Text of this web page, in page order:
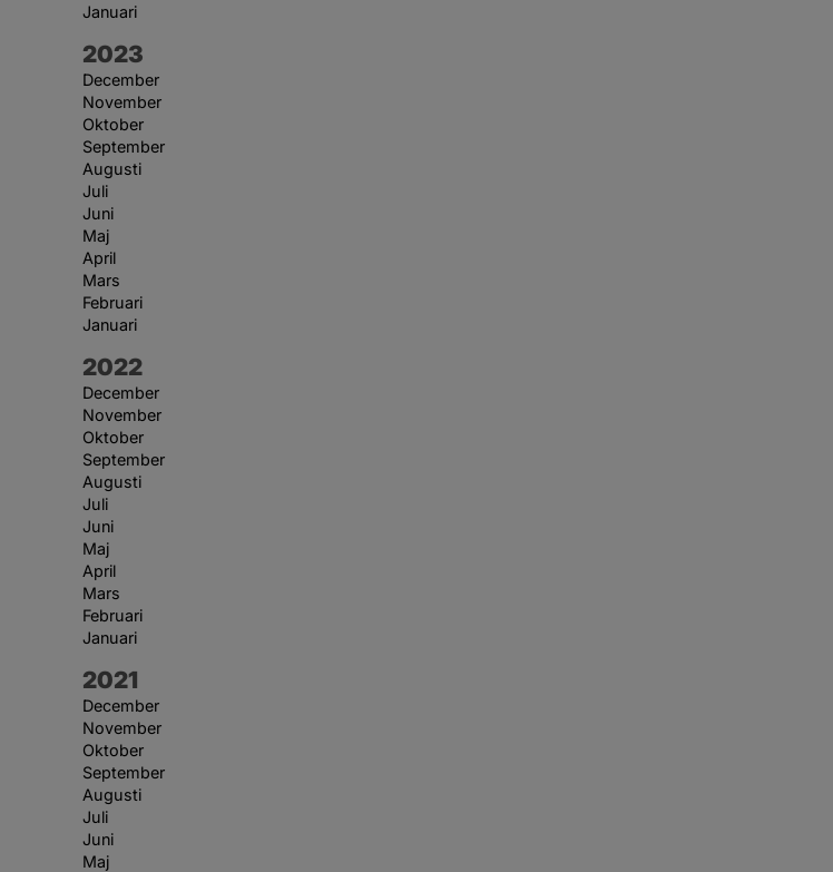
Januari
År:
2023
December
November
Oktober
September
Augusti
Juli
Juni
Maj
April
Mars
Februari
Januari
År:
2022
December
November
Oktober
September
Augusti
Juli
Juni
Maj
April
Mars
Februari
Januari
År:
2021
December
November
Oktober
September
Augusti
Juli
Juni
Maj